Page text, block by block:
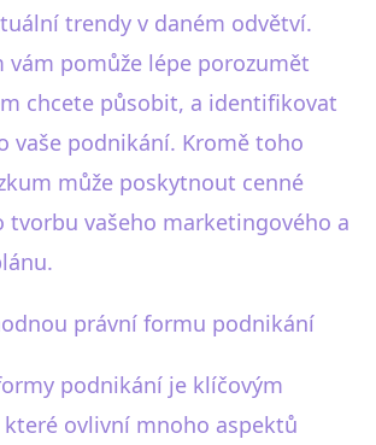
trendy v daném odvětví.
vám pomůže lépe porozumět
chcete působit, a identifikovat
vaše podnikání. Kromě toho
může poskytnout cenné
tvorbu vašeho marketingového a
právní formu podnikání
podnikání je klíčovým
ovlivní mnoho aspektů